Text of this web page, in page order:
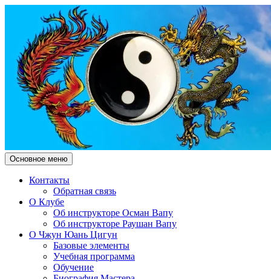
Чжун Юань Цигун Клуб
"Здесь и Сейчас"
Поиск
Основное меню Перейти
к
Контакты
Обратная связь
О Клубе
Об инструкторе Осман Вапу
Об инструкторе Раушан Вапу
О Чжун Юань Цигун
Базовые элементы
Учебная программа
Обучение